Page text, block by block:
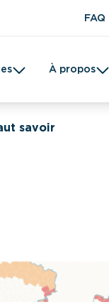
FAQ
À propos
Femme
savoir